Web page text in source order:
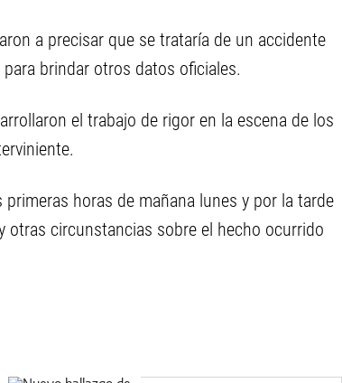
a precisar que se trataría de un accidente
brindar otros datos oficiales.
el trabajo de rigor en la escena de los
horas de mañana lunes y por la tarde
otras circunstancias sobre el hecho ocurrido